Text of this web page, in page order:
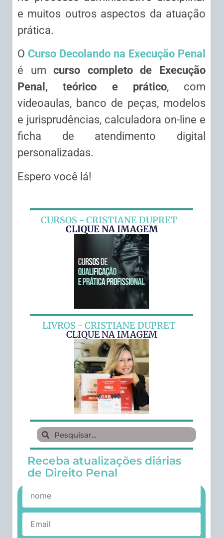
e muitos outros aspectos da atuação
prática.
O Curso Decolando na Execução Penal
é umcurso completo de Execução
Penal, teórico e prático, com
videoaulas, banco de peças, modelos
e jurisprudências, calculadora on-line e
ficha de atendimento digital
personalizadas.
Espero você lá!
CURSOS - CRISTIANE DUPRET
CLIQUE NA IMAGEM
LIVROS - CRISTIANE DUPRET
CLIQUE NA IMAGEM
Receba atualizações diárias
de Direito Penal